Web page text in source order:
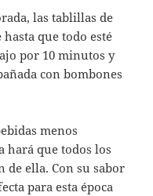
las tablillas de
que todo esté
por 10 minutos y
con bombones
menos
hará que todos los
de ella. Con su sabor
para esta época